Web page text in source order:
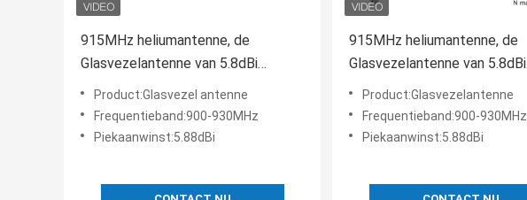
915MHz heliumantenne, de
Glasvezelantenne van 5.8dBi
Lorawan voor IOT-Apparaat
Product:Glasvezel antenne
Frequentieband:900-930MHz
Piekaanwinst:5.88dBi
915MHz heliumantenne, de
Glasvezelantenne van 5.8dBi
Lorawan voor IOT-Apparaat
Product:Glasvezelantenne
Frequentieband:900-930MHz
Piekaanwinst:5.88dBi